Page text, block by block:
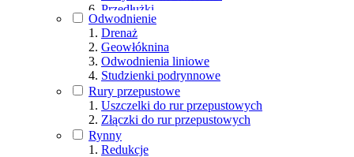
Przedłużki
Studzienki rozdzielcze
Tunele rozsączające
Odwodnienie
Drenaż
Geowłóknina
Odwodnienia liniowe
Studzienki podrynnowe
Rury przepustowe
Uszczelki do rur przepustowych
Złączki do rur przepustowych
Rynny
Redukcje